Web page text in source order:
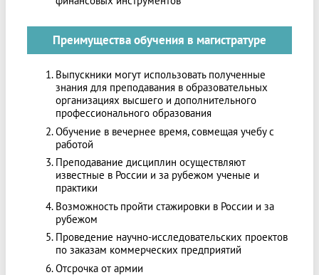
Преимущества обучения в магистратуре
Выпускники могут использовать полученные
знания для преподавания в образовательных
организациях высшего и дополнительного
профессионального образования
Обучение в вечернее время, совмещая учебу с
работой
Преподавание дисциплин осуществляют
известные в России и за рубежом ученые и
практики
Возможность пройти стажировки в России и за
рубежом
Проведение научно-исследовательских проектов
по заказам коммерческих предприятий
Отсрочка от армии